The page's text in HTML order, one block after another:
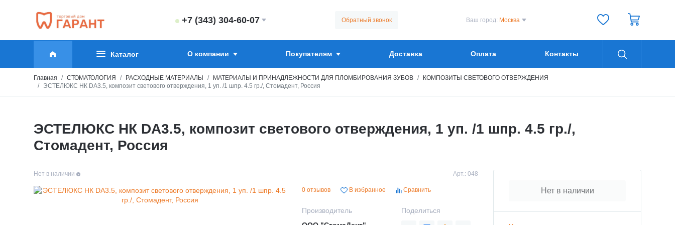
+7 (343) 304-60-07 Обратный звонок Ваш город: Москва
Каталог О компании Покупателям Доставка Оплата Контакты
Главная СТОМАТОЛОГИЯ РАСХОДНЫЕ МАТЕРИАЛЫ МАТЕРИАЛЫ И ПРИНАДЛЕЖНОСТИ ДЛЯ ПЛОМБИРОВАНИЯ ЗУБОВ
КОМПОЗИТЫ СВЕТОВОГО ОТВЕРЖДЕНИЯ
ЭСТЕЛЮКС НК DA3.5, композит светового отверждения, 1 уп. /1 шпр. 4.5 гр./, Стомадент, Россия
ЭСТЕЛЮКС НК DA3.5, композит светового отверждения, 1 уп. /1 шпр. 4.5 гр./,
Стомадент, Россия
Нет в наличии Арт.: 048
0 отзывов В избранное Сравнить
Производитель
Поделиться
Нет в наличии